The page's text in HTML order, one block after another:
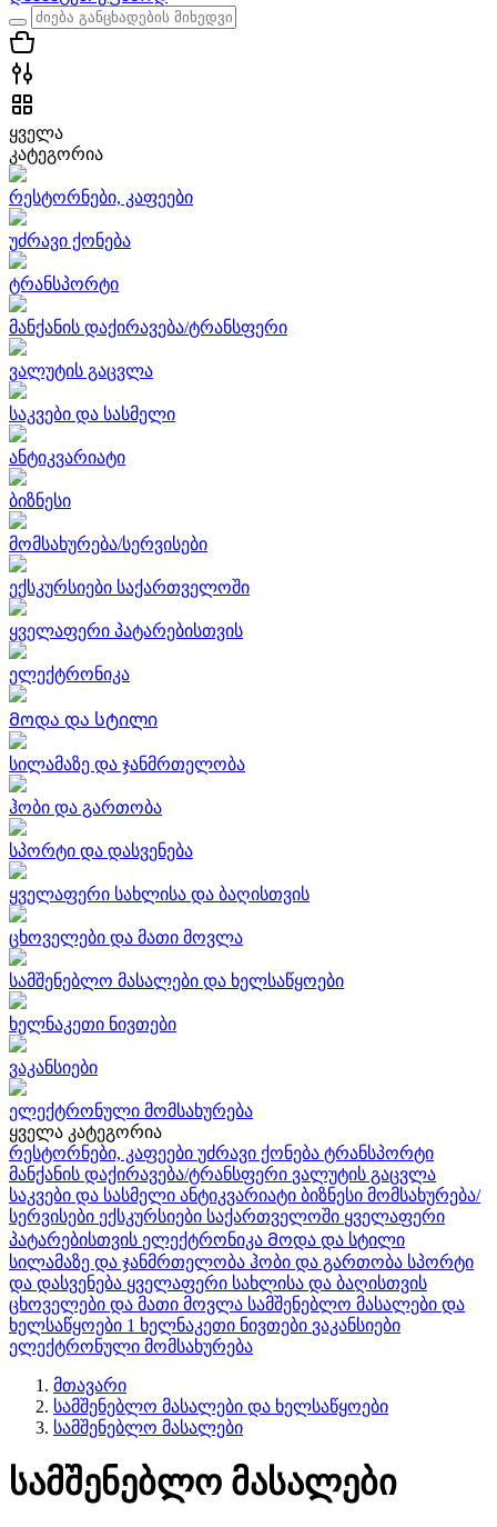
ყველა
კატეგორია
რესტორნები, კაფეები
უძრავი ქონება
ტრანსპორტი
მანქანის დაქირავება/ტრანსფერი
ვალუტის გაცვლა
საკვები და სასმელი
ანტიკვარიატი
ბიზნესი
მომსახურება/სერვისები
ექსკურსიები საქართველოში
ყველაფერი პატარებისთვის
ელექტრონიკა
Მოდა და სტილი
სილამაზე და ჯანმრთელობა
ჰობი და გართობა
სპორტი და დასვენება
ყველაფერი სახლისა და ბაღისთვის
ცხოველები და მათი მოვლა
სამშენებლო მასალები და ხელსაწყოები
ხელნაკეთი ნივთები
ვაკანსიები
ელექტრონული მომსახურება
ყველა კატეგორია
რესტორნები, კაფეები უძრავი ქონება ტრანსპორტი
მანქანის დაქირავება/ტრანსფერი ვალუტის გაცვლა
საკვები და სასმელი ანტიკვარიატი ბიზნესი მომსახურება/
სერვისები ექსკურსიები საქართველოში ყველაფერი
პატარებისთვის ელექტრონიკა Მოდა და სტილი
სილამაზე და ჯანმრთელობა ჰობი და გართობა სპორტი
და დასვენება ყველაფერი სახლისა და ბაღისთვის
ცხოველები და მათი მოვლა სამშენებლო მასალები და
ხელსაწყოები 1 ხელნაკეთი ნივთები ვაკანსიები
ელექტრონული მომსახურება
მთავარი
სამშენებლო მასალები და ხელსაწყოები
სამშენებლო მასალები
სამშენებლო მასალები